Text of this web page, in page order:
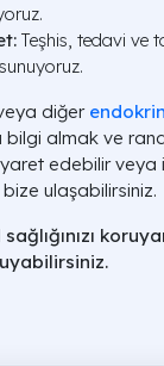
Teşhis, tedavi ve
diğer endokrin
bilgi almak ve
edebilir veya
ulaşabilirsiniz.